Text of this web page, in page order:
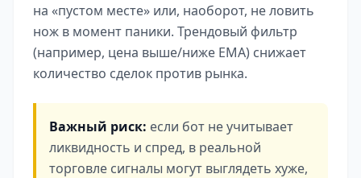
на «пустом месте» или, наоборот, не ловить
нож в момент паники. Трендовый фильтр
(например, цена выше/ниже EMA) снижает
количество сделок против рынка.
Важный риск: если бот не учитывает
ликвидность и спред, в реальной
торговле сигналы могут выглядеть хуже,